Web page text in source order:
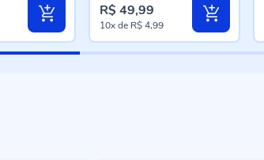
R$ 49,99
10xde R$ 4,99